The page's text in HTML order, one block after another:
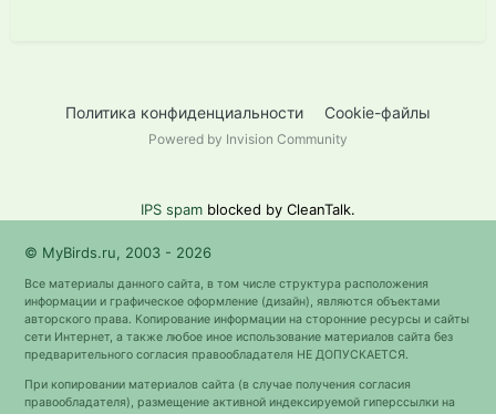
Политика конфиденциальности Cookie-файлы
Powered by Invision Community
IPS spam blocked by CleanTalk.
© MyBirds.ru, 2003 - 2026
Все материалы данного сайта, в том числе структура расположения
информации и графическое оформление (дизайн), являются объектами
авторского права. Копирование информации на сторонние ресурсы и сайты
сети Интернет, а также любое иное использование материалов сайта без
предварительного согласия правообладателя НЕ ДОПУСКАЕТСЯ.
При копировании материалов сайта (в случае получения согласия
правообладателя), размещение активной индексируемой гиперссылки на